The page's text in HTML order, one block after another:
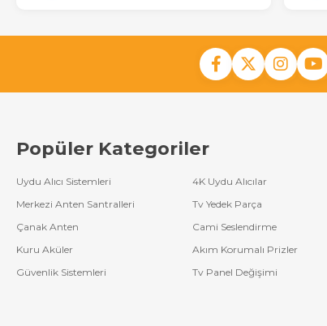
Popüler Kategoriler
Uydu Alıcı Sistemleri 4K Uydu Alıcılar
Merkezi Anten Santralleri
Tv Yedek Parça
Çanak Anten
Cami Seslendirme
Kuru Aküler
Akım Korumalı Prizler
Güvenlik Sistemleri
Tv Panel Değişimi